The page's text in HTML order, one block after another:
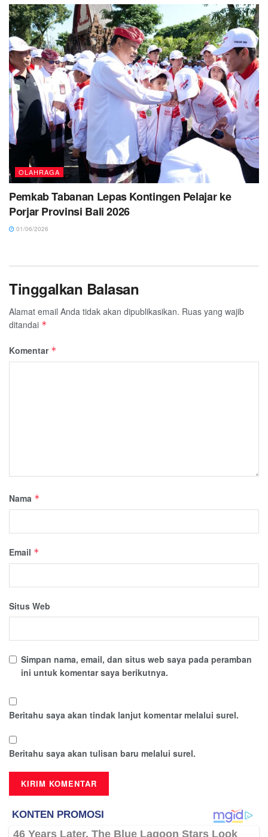
OLAHRAGA
Pemkab Tabanan Lepas Kontingen Pelajar ke
Porjar Provinsi Bali 2026
01/06/2026
Tinggalkan Balasan
Alamat email Anda tidak akan dipublikasikan. Ruas yang wajib
ditandai *
Komentar *
Nama *
Email *
Situs Web
Simpan nama, email, dan situs web saya pada peramban
ini untuk komentar saya berikutnya.
Beritahu saya akan tindak lanjut komentar melalui surel.
Beritahu saya akan tulisan baru melalui surel.